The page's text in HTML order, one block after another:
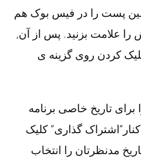
پست را در فیس بوک هم
علامت بزنید. پس از آن,
کلیک کردن روی گزینه ی
تاریخ خاصی برنامه
گذاری” کلیک
مدنظرتان را انتخاب